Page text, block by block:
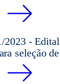
- Edital
seleção